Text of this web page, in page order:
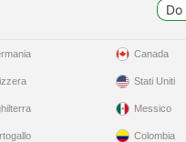
Canada
Stati Uniti
Messico
Colombia